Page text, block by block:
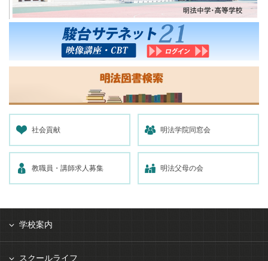
社会貢献 明法学院同窓会
教職員・講師求人募集 明法父母の会
学校案内
スクールライフ